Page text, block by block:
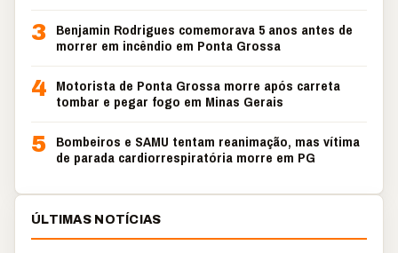
3 Benjamin Rodrigues comemorava 5 anos antes de
morrer em incêndio em Ponta Grossa
4 Motorista de Ponta Grossa morre após carreta
tombar e pegar fogo em Minas Gerais
5 Bombeiros e SAMU tentam reanimação, mas vítima
de parada cardiorrespiratória morre em PG
ÚLTIMAS NOTÍCIAS